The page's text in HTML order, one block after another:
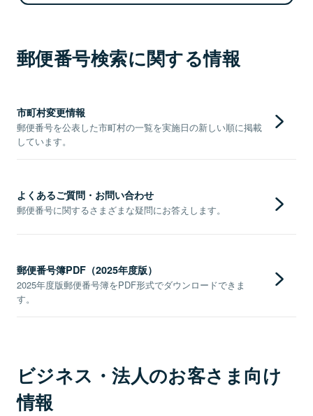
郵便番号検索に関する情報
市町村変更情報
郵便番号を公表した市町村の一覧を実施日の新しい順に掲載
しています。
よくあるご質問・お問い合わせ
郵便番号に関するさまざまな疑問にお答えします。
郵便番号簿PDF（2025年度版）
2025年度版郵便番号簿をPDF形式でダウンロードできま
す。
ビジネス・法人のお客さま向け
情報